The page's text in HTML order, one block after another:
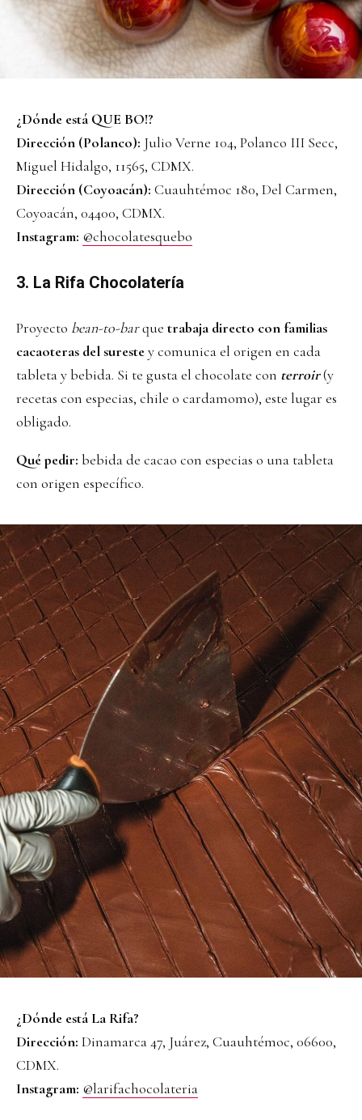
¿Dónde está QUE BO!?
Dirección (Polanco): Julio Verne 104, Polanco III Secc,
Miguel Hidalgo, 11565, CDMX.
Dirección (Coyoacán): Cuauhtémoc 180, Del Carmen,
Coyoacán, 04400, CDMX.
Instagram: @chocolatesquebo
3. La Rifa Chocolatería
Proyecto bean-to-barque trabaja directo con familias
cacaoteras del surestey comunica el origen en cada
tableta y bebida. Si te gusta el chocolate con terroir(y
recetas con especias, chile o cardamomo), este lugar es
obligado.
Qué pedir: bebida de cacao con especias o una tableta
con origen específico.
¿Dónde está La Rifa?
Dirección: Dinamarca 47, Juárez, Cuauhtémoc, 06600,
CDMX.
Instagram: @larifachocolateria